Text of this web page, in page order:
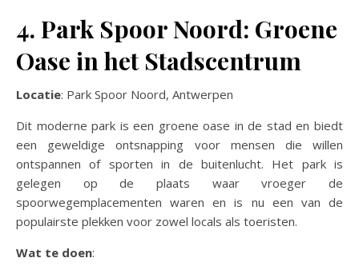
4. Park Spoor Noord: Groene
Oase in het Stadscentrum
Locatie: Park Spoor Noord, Antwerpen
Dit moderne park is een groene oase in de stad en biedt
een geweldige ontsnapping voor mensen die willen
ontspannen of sporten in de buitenlucht. Het park is
gelegen op de plaats waar vroeger de
spoorwegemplacementen waren en is nu een van de
populairste plekken voor zowel locals als toeristen.
Wat te doen: